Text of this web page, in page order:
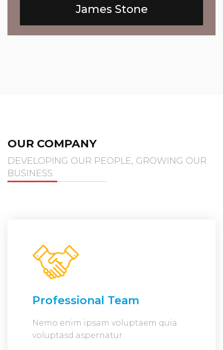
James Stone
OUR COMPANY
DEVELOPING OUR PEOPLE, GROWING OUR
BUSINESS
Professional Team
Nemo enim ipsam voluptaem quia
voluptasd aspernatur.